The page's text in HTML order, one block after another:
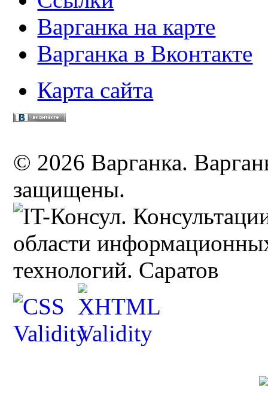
Варганка на карте
Варганка в Вконтакте
Карта сайта
© 2026 Варганка.
защищены.